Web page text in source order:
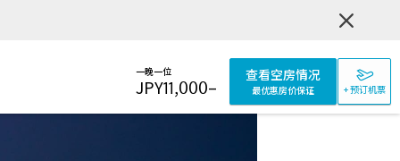
一晚一位
JPY11,000–
查看空房情况
最优惠房价保证 + 预订机票